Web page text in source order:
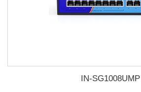
IN-SG1008UMP